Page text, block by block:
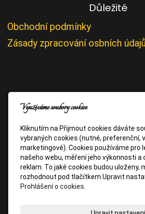
Důležité
Obchodní podmínky
Zásady zpracování osbních údajů
Využíváme soubory cookies
Kliknutím na Přijmout cookies dáváte
vybraných cookies (nutné, preferenční,
marketingové). Cookies používáme pro
našeho webu, měření jeho výkonnosti a
reklam. To jaké cookies budou uloženy,
rozhodnout pod tlačítkem Upravit
Prohlášení o cookies.